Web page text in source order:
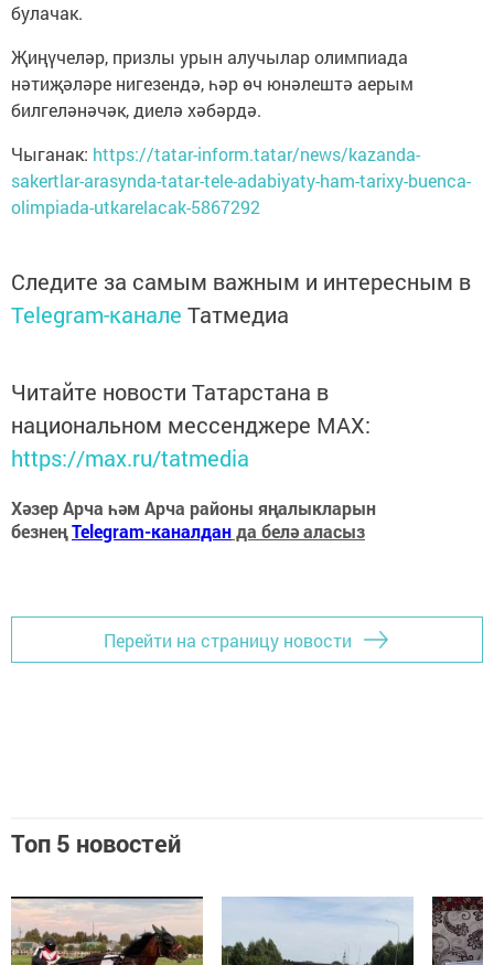
булачак.
Җиңүчеләр, призлы урын алучылар олимпиада
нәтиҗәләре нигезендә, һәр өч юнәлештә аерым
билгеләнәчәк, диелә хәбәрдә.
Чыганак: https://tatar-inform.tatar/news/kazanda-
sakertlar-arasynda-tatar-tele-adabiyaty-ham-tarixy-buenca-
olimpiada-utkarelacak-5867292
Следите за самым важным и интересным в
Telegram-канале Татмедиа
Читайте новости Татарстана в
национальном мессенджере MАХ:
https://max.ru/tatmedia
Хәзер Арча һәм Арча районы яңалыкларын
безнеңTelegram-каналданда белә аласыз
Перейти на страницу новости
Топ 5 новостей